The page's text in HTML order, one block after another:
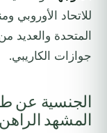
للاتحاد الأوروبي
المتحدة والعديد
جوازات الكاريبي.
الجنسية عن
المشهد الراهن